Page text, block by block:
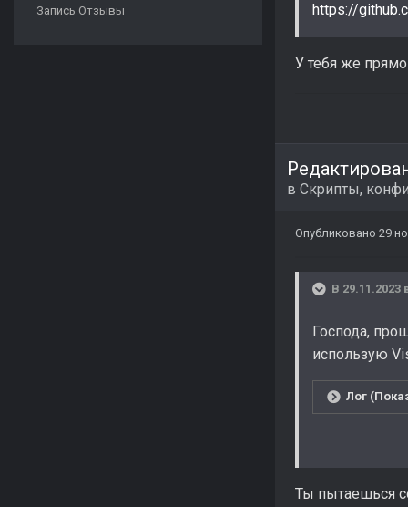
Запись Отзывы
https://
У тебя же
в Скрипты,
Опубликовано 29
В 29.11.2023
Господа,
использую
Лог
Ты пытаешься